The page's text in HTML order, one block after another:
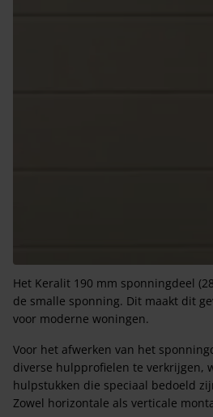
Het Keralit 190 mm sponningdeel
de smalle sponning. Dit maakt dit
voor moderne woningen.
Voor het afwerken van het
diverse hulpprofielen te verkrijgen,
hulpstukken die speciaal bedoeld
Zowel horizontale als verticale